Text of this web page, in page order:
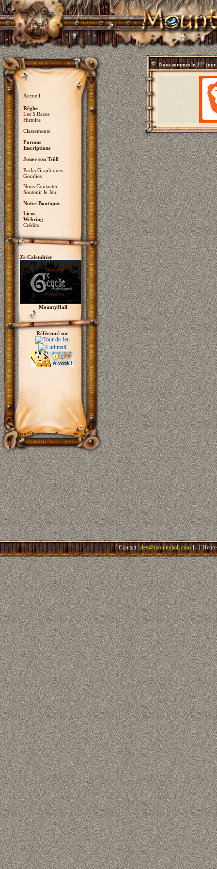
Accueil
Règles
Les 5 Races
Histoire
Classements
Forums
Inscriptions
Jouer son Trõll
Packs Graphiques
Goodies
Nous Contacter
Soutenir le Jeu.
Notre Boutique.
Liens
Webring
Crédits
Ze Calendrier
MountyHall
Référencé sur
Nous sommes le27° jour
[ Contact : dev@mountyhall.com] - [ Heure